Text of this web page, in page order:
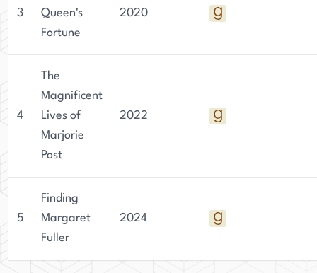
3
Queen's
Fortune
2020
4
The
Magnificent
Lives of
Marjorie
Post
2022
5
Finding
Margaret
Fuller
2024